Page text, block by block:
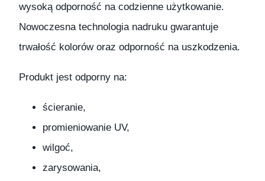
wysoką odporność na codzienne użytkowanie.
Nowoczesna technologia nadruku gwarantuje
trwałość kolorów oraz odporność na uszkodzenia.
Produkt jest odporny na:
ścieranie,
promieniowanie UV,
wilgoć,
zarysowania,